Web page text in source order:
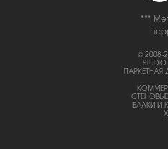
***
© 2008-
ПАРКЕТНАЯ
БАЛКИ И